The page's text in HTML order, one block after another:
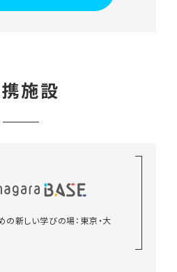
施設
の新しい学びの場：東京・大